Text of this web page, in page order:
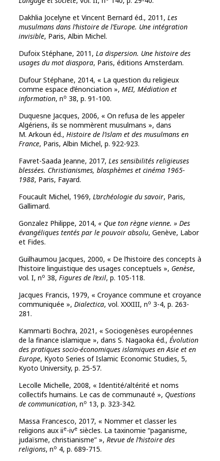
Dakhlia Jocelyne et Vincent Bernard éd., 2011, Les
musulmans dans l’histoire de l’Europe. Une intégration
invisible, Paris, Albin Michel.
Dufoix Stéphane, 2011, La dispersion. Une histoire des
usages du mot diaspora, Paris, éditions Amsterdam.
Dufour Stéphane, 2014, « La question du religieux
comme espace d’énonciation », MEI, Médiation et
information, no 38, p. 91-100.
Duquesne Jacques, 2006, « On refusa de les appeler
Algériens, ils se nommèrent musulmans », dans
M. Arkoun éd., Histoire de l’islam et des musulmans en
France, Paris, Albin Michel, p. 922-923.
Favret-Saada Jeanne, 2017, Les sensibilités religieuses
blessées. Christianismes, blasphèmes et cinéma 1965-
1988, Paris, Fayard.
Foucault Michel, 1969, L’archéologie du savoir, Paris,
Gallimard.
Gonzalez Philippe, 2014, « Que ton règne vienne. » Des
évangéliques tentés par le pouvoir absolu, Genève, Labor
et Fides.
Guilhaumou Jacques, 2000, « De l’histoire des concepts à
l’histoire linguistique des usages conceptuels », Genèse,
vol. I, no 38, Figures de l’exil, p. 105-118.
Jacques Francis, 1979, « Croyance commune et croyance
communiquée », Dialectica, vol. XXXIII, no 3-4, p. 263-
281.
Kammarti Bochra, 2021, « Sociogenèses européennes
de la finance islamique », dans S. Nagaoka éd., Évolution
des pratiques socio-économiques islamiques en Asie et en
Europe, Kyoto Series of Islamic Economic Studies, 5,
Kyoto University, p. 25-57.
Lecolle Michelle, 2008, « Identité/altérité et noms
collectifs humains. Le cas de communauté », Questions
de communication, no 13, p. 323-342.
Massa Francesco, 2017, « Nommer et classer les
religions aux iie-ive siècles. La taxinomie “paganisme,
judaïsme, christianisme” », Revue de l’histoire des
religions, no 4, p. 689-715.